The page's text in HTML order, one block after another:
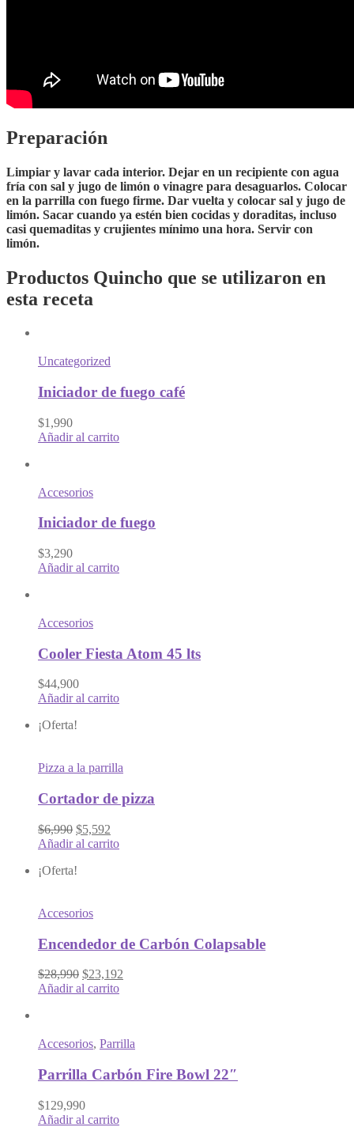
Preparación
Limpiar y lavar cada interior. Dejar en un recipiente con agua
fría con sal y jugo de limón o vinagre para desaguarlos. Colocar
en la parrilla con fuego firme. Dar vuelta y colocar sal y jugo de
limón. Sacar cuando ya estén bien cocidas y doraditas, incluso
casi quemaditas y crujientes mínimo una hora. Servir con
limón.
Productos Quincho que se utilizaron en
esta receta
Uncategorized
Iniciador de fuego café
$1,990
Añadir al carrito
Accesorios
Iniciador de fuego
$3,290
Añadir al carrito
Accesorios
Cooler Fiesta Atom 45 lts
$44,900
Añadir al carrito
¡Oferta!
Pizza a la parrilla
Cortador de pizza
$6,990 $5,592
Añadir al carrito
¡Oferta!
Accesorios
Encendedor de Carbón Colapsable
$28,990 $23,192
Añadir al carrito
Accesorios, Parrilla
Parrilla Carbón Fire Bowl 22″
$129,990
Añadir al carrito